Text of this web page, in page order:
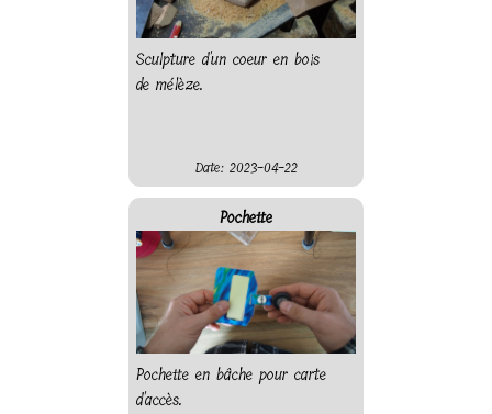
Sculpture d'un coeur en bois
de mélèze.
Date: 2023-04-22
Pochette
Pochette en bâche pour carte
d'accès.